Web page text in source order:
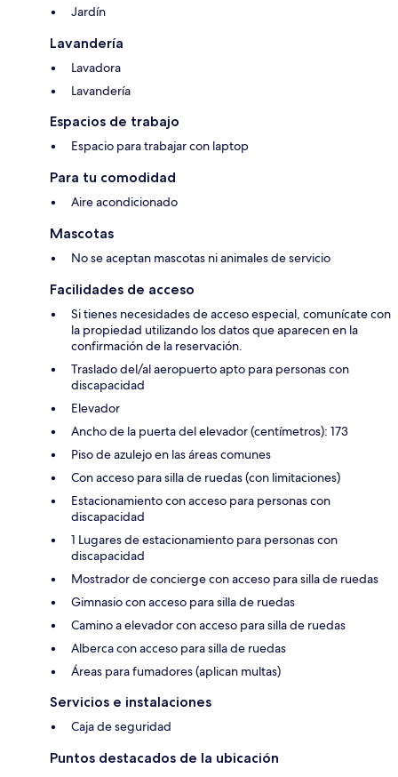
Jardín
Lavandería
Lavadora
Lavandería
Espacios de trabajo
Espacio para trabajar con laptop
Para tu comodidad
Aire acondicionado
Mascotas
No se aceptan mascotas ni animales de servicio
Facilidades de acceso
Si tienes necesidades de acceso especial, comunícate con
la propiedad utilizando los datos que aparecen en la
confirmación de la reservación.
Traslado del/al aeropuerto apto para personas con
discapacidad
Elevador
Ancho de la puerta del elevador (centímetros): 173
Piso de azulejo en las áreas comunes
Con acceso para silla de ruedas (con limitaciones)
Estacionamiento con acceso para personas con
discapacidad
1 Lugares de estacionamiento para personas con
discapacidad
Mostrador de concierge con acceso para silla de ruedas
Gimnasio con acceso para silla de ruedas
Camino a elevador con acceso para silla de ruedas
Alberca con acceso para silla de ruedas
Áreas para fumadores (aplican multas)
Servicios e instalaciones
Caja de seguridad
Puntos destacados de la ubicación